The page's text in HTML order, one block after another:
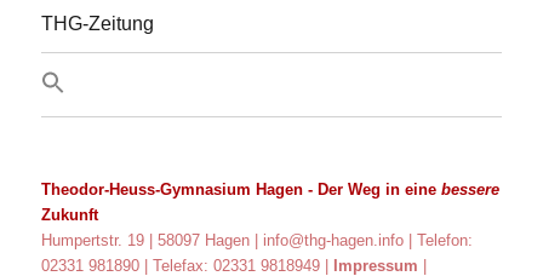
THG-Zeitung
Theodor-Heuss-Gymnasium Hagen - Der Weg in einebessere
Zukunft
Humpertstr. 19 | 58097 Hagen | info@thg-hagen.info
| Telefon:
02331 981890 | Telefax: 02331 9818949 |
Impressum